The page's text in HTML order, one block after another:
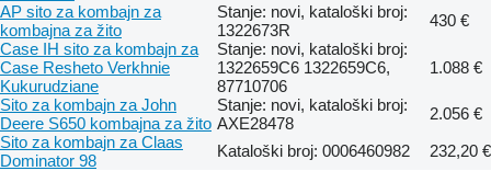
AP sito za kombajn za
kombajna za žito
Stanje: novi, kataloški broj:
1322673R
430 €
Case IH sito za kombajn za
Case Resheto Verkhnie
Kukurudziane
Stanje: novi, kataloški broj:
1322659C6 1322659C6,
87710706
1.088 €
Sito za kombajn za John
Deere S650 kombajna za žito
Stanje: novi, kataloški broj:
AXE28478
2.056 €
Sito za kombajn za Claas
Dominator 98
Kataloški broj: 0006460982 232,20 €